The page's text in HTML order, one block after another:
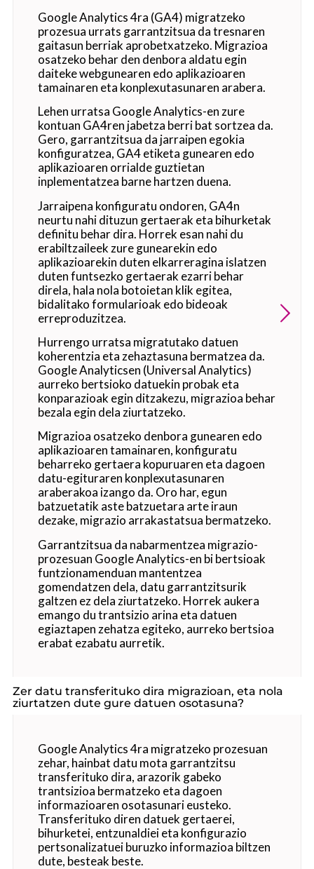
Google Analytics 4ra (GA4) migratzeko
prozesua urrats garrantzitsua da tresnaren
gaitasun berriak aprobetxatzeko. Migrazioa
osatzeko behar den denbora aldatu egin
daiteke webgunearen edo aplikazioaren
tamainaren eta konplexutasunaren arabera.
Lehen urratsa Google Analytics-en zure
kontuan GA4ren jabetza berri bat sortzea da.
Gero, garrantzitsua da jarraipen egokia
konfiguratzea, GA4 etiketa gunearen edo
aplikazioaren orrialde guztietan
inplementatzea barne hartzen duena.
Jarraipena konfiguratu ondoren, GA4n
neurtu nahi dituzun gertaerak eta bihurketak
definitu behar dira. Horrek esan nahi du
erabiltzaileek zure gunearekin edo
aplikazioarekin duten elkarreragina islatzen
duten funtsezko gertaerak ezarri behar
direla, hala nola botoietan klik egitea,
bidalitako formularioak edo bideoak
erreproduzitzea.
Hurrengo urratsa migratutako datuen
koherentzia eta zehaztasuna bermatzea da.
Google Analyticsen (Universal Analytics)
aurreko bertsioko datuekin probak eta
konparazioak egin ditzakezu, migrazioa behar
bezala egin dela ziurtatzeko.
Migrazioa osatzeko denbora gunearen edo
aplikazioaren tamainaren, konfiguratu
beharreko gertaera kopuruaren eta dagoen
datu-egituraren konplexutasunaren
araberakoa izango da. Oro har, egun
batzuetatik aste batzuetara arte iraun
dezake, migrazio arrakastatsua bermatzeko.
Garrantzitsua da nabarmentzea migrazio-
prozesuan Google Analytics-en bi bertsioak
funtzionamenduan mantentzea
gomendatzen dela, datu garrantzitsurik
galtzen ez dela ziurtatzeko. Horrek aukera
emango du trantsizio arina eta datuen
egiaztapen zehatza egiteko, aurreko bertsioa
erabat ezabatu aurretik.
Zer datu transferituko dira migrazioan, eta nola
ziurtatzen dute gure datuen osotasuna?
Google Analytics 4ra migratzeko prozesuan
zehar, hainbat datu mota garrantzitsu
transferituko dira, arazorik gabeko
trantsizioa bermatzeko eta dagoen
informazioaren osotasunari eusteko.
Transferituko diren datuek gertaerei,
bihurketei, entzunaldiei eta konfigurazio
pertsonalizatuei buruzko informazioa biltzen
dute, besteak beste.